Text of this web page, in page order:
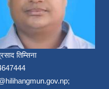
तिम्सिना